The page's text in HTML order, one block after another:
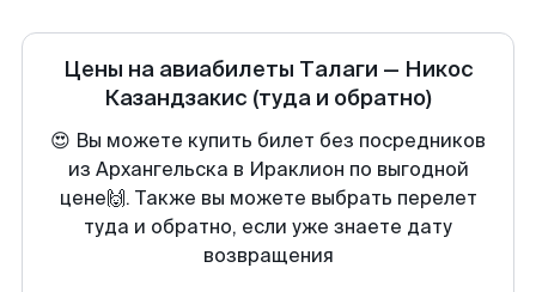
Цены на авиабилеты Талаги — Никос
Казандзакис (туда и обратно)
😍 Вы можете купить билет без посредников
из Архангельска в Ираклион по выгодной
цене🙌. Также вы можете выбрать перелет
туда и обратно, если уже знаете дату
возвращения